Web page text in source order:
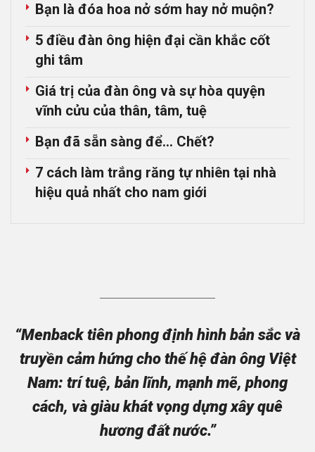
Bạn là đóa hoa nở sớm hay nở muộn?
5 điều đàn ông hiện đại cần khắc cốt
ghi tâm
Giá trị của đàn ông và sự hòa quyện
vĩnh cửu của thân, tâm, tuệ
Bạn đã sẵn sàng để… Chết?
7 cách làm trắng răng tự nhiên tại nhà
hiệu quả nhất cho nam giới
“Menback tiên phong định hình bản sắc và
truyền cảm hứng cho thế hệ đàn ông Việt
Nam: trí tuệ, bản lĩnh, mạnh mẽ, phong
cách, và giàu khát vọng dựng xây quê
hương đất nước.”